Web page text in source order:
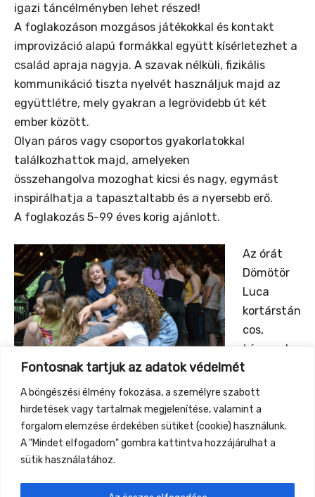
Fontosnak tartjuk az adatok védelmét
A böngészési élmény fokozása, a személyre szabott
hirdetések vagy tartalmak megjelenítése, valamint a
forgalom elemzése érdekében sütiket (cookie) használunk.
A "Mindet elfogadom" gombra kattintva hozzájárulhat a
sütik használatához.
igazi táncélményben lehet részed!
A foglakozáson mozgásos játékokkal és kontakt
improvizáció alapú formákkal együtt kísérletezhet a
család apraja nagyja. A szavak nélküli, fizikális
kommunikáció tiszta nyelvét használjuk majd az
együttlétre, mely gyakran a legrövidebb út két
ember között.
Olyan páros vagy csoportos gyakorlatokkal
találkozhattok majd, amelyeken
összehangolva mozoghat kicsi és nagy, egymást
inspirálhatja a tapasztaltabb és a nyersebb erő.
A foglakozás 5-99 éves korig ajánlott.
Az órát
Dömötör
Luca
kortárstán
cos,
táncpeda
gógus,
közösségi
táncalkotó vezeti, bájos segítője pedig legidősebb fia
Misa lesz.